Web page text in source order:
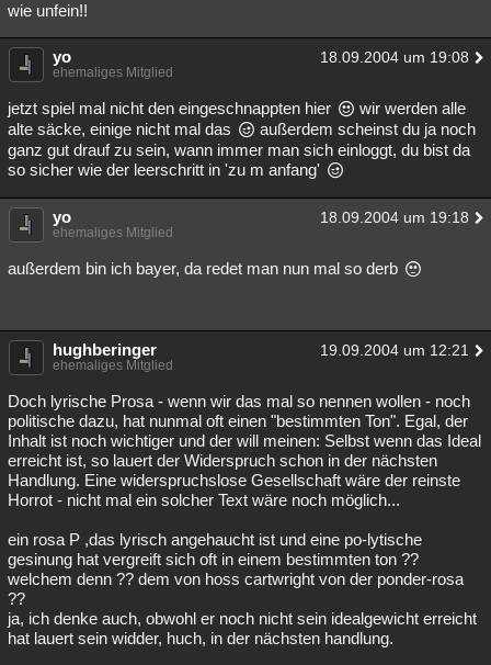
wie unfein!!
yo 18.09.2004 um 19:08
ehemaliges Mitglied
jetzt spiel mal nicht den eingeschnappten hier
wir werden alle
alte säcke, einige nicht mal das
außerdem scheinst du ja noch
ganz gut drauf zu sein, wann immer man sich einloggt, du bist da
so sicher wie der leerschritt in 'zu m anfang'
yo 18.09.2004 um 19:18
ehemaliges Mitglied
außerdem bin ich bayer, da redet man nun mal so derb
hughberinger 19.09.2004 um 12:21
ehemaliges Mitglied
Doch lyrische Prosa - wenn wir das mal so nennen wollen - noch
politische dazu, hat nunmal oft einen "bestimmten Ton". Egal, der
Inhalt ist noch wichtiger und der will meinen: Selbst wenn das Ideal
erreicht ist, so lauert der Widerspruch schon in der nächsten
Handlung. Eine widerspruchslose Gesellschaft wäre der reinste
Horrot - nicht mal ein solcher Text wäre noch möglich...
ein rosa P ,das lyrisch angehaucht ist und eine po-lytische
gesinung hat vergreift sich oft in einem bestimmten ton ??
welchem denn ?? dem von hoss cartwright von der ponder-rosa
??
ja, ich denke auch, obwohl er noch nicht sein idealgewicht erreicht
hat lauert sein widder, huch, in der nächsten handlung.